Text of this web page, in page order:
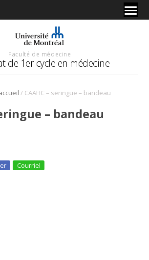
Faculté de médecine
de 1er cycle en médecine
/ CAAHC – seringue – bandeau
– bandeau
Courriel